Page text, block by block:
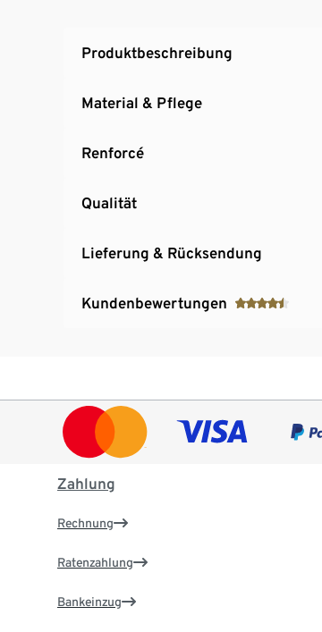
Produktbeschreibung
Material & Pflege
Renforcé
Qualität
Lieferung & Rücksendung
Kundenbewertungen
Zahlung
Rechnung
Ratenzahlung
Bankeinzug